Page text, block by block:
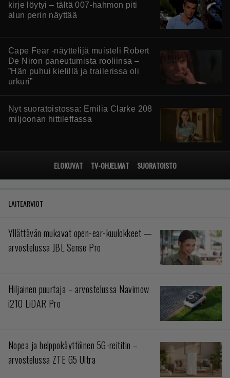
kirje löytyi – tältä 007-hahmon piti
alun perin näyttää
Cape Fear -näyttelijä muisteli Robert
De Niron paneutumista rooliinsa –
”Hän puhui kielillä ja trailerissa oli
urkuri”
Nyt suoratoistossa: Emilia Clarke 208
miljoonan hittileffassa
ELOKUVAT TV-OHJELMAT SUORATOISTO
LAITEARVIOT
Yllättävän mukavat open-ear-kuulokkeet —
arvostelussa JBL Sense Pro
Hiljainen puurtaja – arvostelussa Navimow
i210 LiDAR Pro
Nopea ja helppokäyttöinen 5G-reititin –
arvostelussa ZTE G5 Ultra